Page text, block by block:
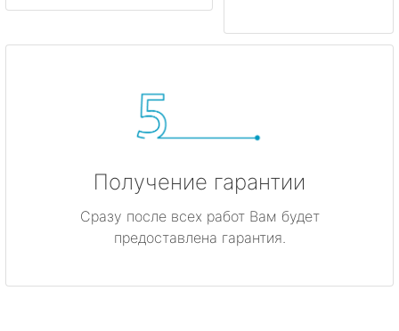
Получение гарантии
Сразу после всех работ Вам будет
предоставлена гарантия.